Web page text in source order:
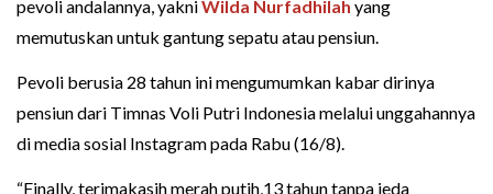
pevoli andalannya, yakniWilda Nurfadhilah yang
memutuskan untuk gantung sepatu atau pensiun.
Pevoli berusia 28 tahun ini mengumumkan kabar dirinya
pensiun dari Timnas Voli Putri Indonesia melalui unggahannya
di media sosial Instagram pada Rabu (16/8).
“Finally, terimakasih merah putih,13 tahun tanpa jeda